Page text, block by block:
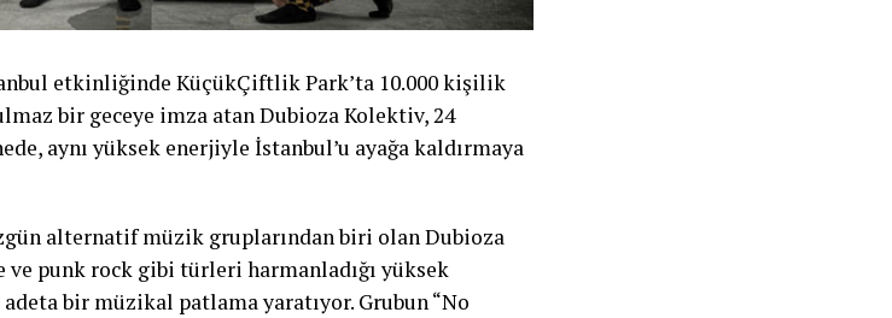
etkinliğinde KüçükÇiftlik Park’ta 10.000 kişilik
bir geceye imza atan Dubioza Kolektiv, 24
aynı yüksek enerjiyle İstanbul’u ayağa kaldırmaya
alternatif müzik gruplarından biri olan Dubioza
ve punk rock gibi türleri harmanladığı yüksek
bir müzikal patlama yaratıyor. Grubun “No